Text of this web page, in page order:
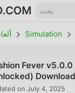
Simulation
Fever v5.0.0
Download
on July 4, 2025